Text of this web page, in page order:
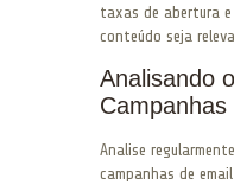
taxas de abertura
conteúdo seja
Analisando
Campanhas
Analise
campanhas de